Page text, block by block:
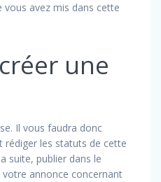
vous avez mis dans cette
une
Il vous faudra donc
rédiger les statuts de cette
suite, publier dans le
votre annonce concernant